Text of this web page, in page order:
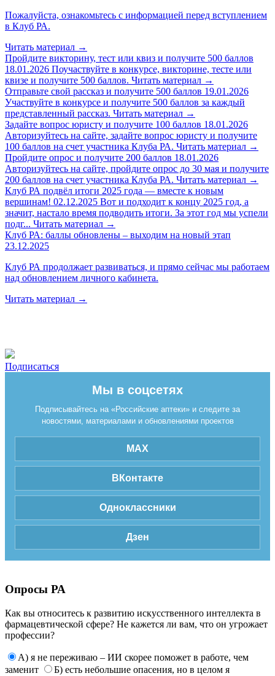
Пожалуйста, ознакомьтесь с информацией перед вступлением
в Клуб РА.
Читать материал →
Пройдите викторину, тест или квиз и получите 500 баллов
18.01.2026 Поучаствуйте в конкурсе, викторине, тесте или
квизе и получите 500 баллов. Читать материал →
Отправьте свой рассказ и получите 500 баллов 19.01.2026
Участвуйте в конкурсе и получите 500 баллов за каждый
представленный рассказ. Читать материал →
Задайте вопрос юристу и получите 100 баллов 18.01.2026
Авторизуйтесь на сайте, задайте вопрос юристу и получите
100 баллов на счет участника Клуба РА. Читать материал →
Пройдите опрос и получите 200 баллов 18.01.2026
Авторизуйтесь на сайте, пройдите опрос до 30 мая и получите
200 баллов на счет участника Клуба РА. Читать материал →
Клуб РА подвёл итоги 2025 года — вместе к новым
вершинам! 02.12.2025 Вот и подходит к концу 2025 год, а
значит, настало время подводить итоги. За этот год мы успели
подг... Читать материал →
Клуб РА: баллы обновлены – выходим на новый этап
23.12.2025
Клуб РА продолжает развиваться, и прямо сейчас мы работаем
над обновлением личного кабинета.
Читать материал →
Подписаться
Мы в соцсетях
Подписывайтесь на «Российские аптеки» и следите за
новостями, материалами и обновлениями проектов
MAX
ВКонтакте
Одноклассники
Дзен
Опросы РА
Как вы относитесь к развитию искусственного интеллекта в
фармацевтической сфере? Не кажется ли вам, что он угрожает
профессии?
А) я не переживаю – ИИ скорее поможет в работе, чем
заменит
Б) есть небольшие опасения, но в целом я